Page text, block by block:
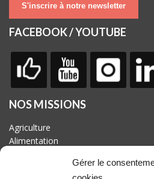
Gérer le
S'inscrire à notre newsletter
FACEBOOK / YOUTUBE
NOS MISSIONS
Agriculture
Alimentation